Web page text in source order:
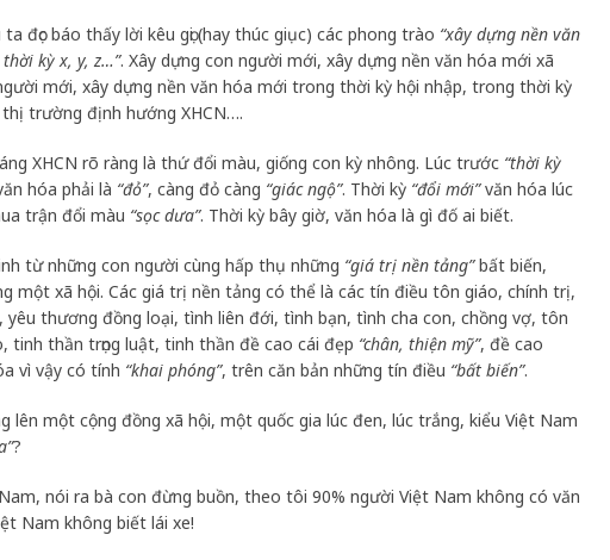
đọc báo thấy lời kêu gọi (hay thúc giục) các phong trào “xây dựng nền văn
kỳ x, y, z…”. Xây dựng con người mới, xây dựng nền văn hóa mới xã
mới, xây dựng nền văn hóa mới trong thời kỳ hội nhập, trong thời kỳ
trường định hướng XHCN….
XHCN rõ ràng là thứ đổi màu, giống con kỳ nhông. Lúc trước “thời kỳ
hóa phải là “đỏ”, càng đỏ càng “giác ngộ”. Thời kỳ “đổi mới”văn hóa lúc
trận đổi màu “sọc dưa”. Thời kỳ bây giờ, văn hóa là gì đố ai biết.
từ những con người cùng hấp thụ những “giá trị nền tảng”bất biến,
một xã hội. Các giá trị nền tảng có thể là các tín điều tôn giáo, chính trị,
yêu thương đồng loại, tình liên đới, tình bạn, tình cha con, chồng vợ, tôn
tinh thần trọng luật, tinh thần đề cao cái đẹp “chân, thiện mỹ”, đề cao
vì vậy có tính “khai phóng”, trên căn bản những tín điều “bất biến”.
lên một cộng đồng xã hội, một quốc gia lúc đen, lúc trắng, kiểu Việt Nam
?
nói ra bà con đừng buồn, theo tôi 90% người Việt Nam không có văn
Nam không biết lái xe!